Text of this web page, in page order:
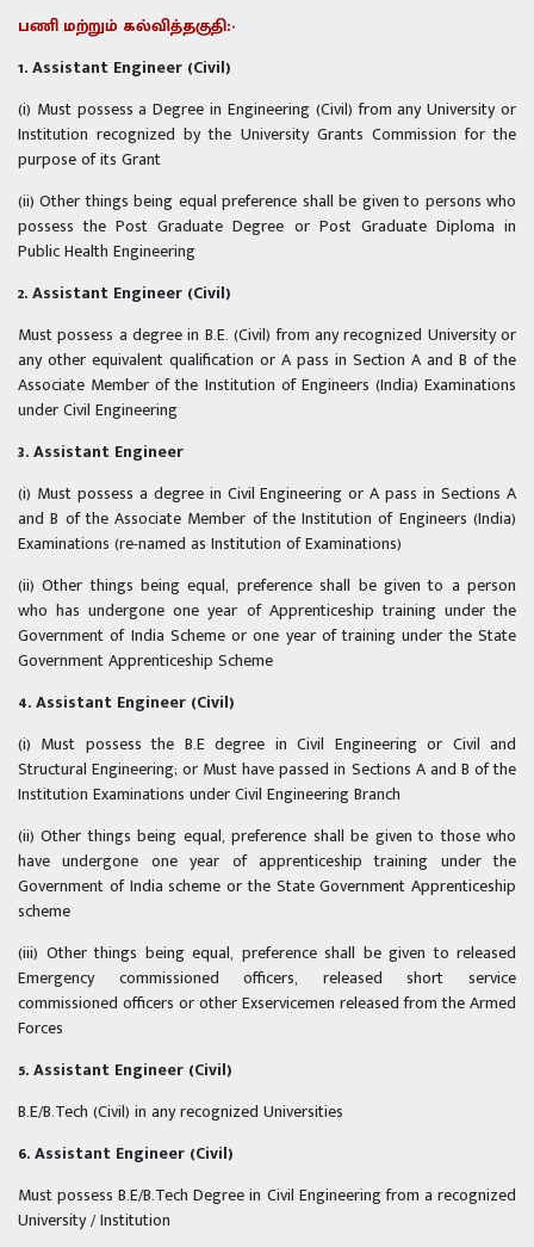
பணி மற்றும் கல்வித்தகுதி:-
1. Assistant Engineer (Civil)
(i) Must possess a Degree in Engineering (Civil) from any University or
Institution recognized by the University Grants Commission for the
purpose of its Grant
(ii) Other things being equal preference shall be given to persons who
possess the Post Graduate Degree or Post Graduate Diploma in
Public Health Engineering
2. Assistant Engineer (Civil)
Must possess a degree in B.E. (Civil) from any recognized University or
any other equivalent qualification or A pass in Section A and B of the
Associate Member of the Institution of Engineers (India) Examinations
under Civil Engineering
3. Assistant Engineer
(i) Must possess a degree in Civil Engineering or A pass in Sections A
and B of the Associate Member of the Institution of Engineers (India)
Examinations (re-named as Institution of Examinations)
(ii) Other things being equal, preference shall be given to a person
who has undergone one year of Apprenticeship training under the
Government of India Scheme or one year of training under the State
Government Apprenticeship Scheme
4. Assistant Engineer (Civil)
(i) Must possess the B.E degree in Civil Engineering or Civil and
Structural Engineering; or Must have passed in Sections A and B of the
Institution Examinations under Civil Engineering Branch
(ii) Other things being equal, preference shall be given to those who
have undergone one year of apprenticeship training under the
Government of India scheme or the State Government Apprenticeship
scheme
(iii) Other things being equal, preference shall be given to released
Emergency commissioned officers, released short service
commissioned officers or other Exservicemen released from the Armed
Forces
5. Assistant Engineer (Civil)
B.E/B.Tech (Civil) in any recognized Universities
6. Assistant Engineer (Civil)
Must possess B.E/B.Tech Degree in Civil Engineering from a recognized
University / Institution